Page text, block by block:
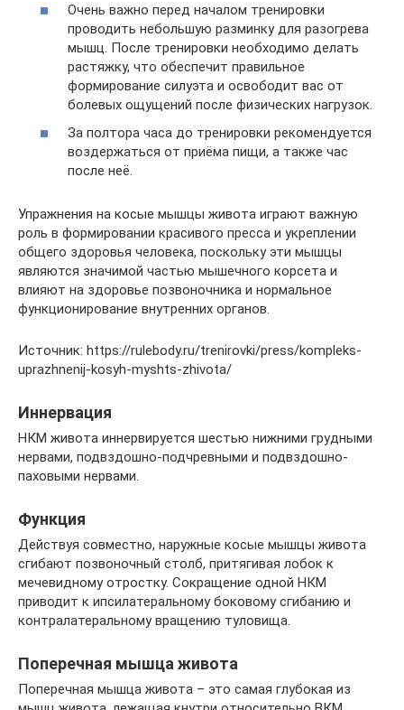
Очень важно перед началом тренировки
проводить небольшую разминку для разогрева
мышц. После тренировки необходимо делать
растяжку, что обеспечит правильное
формирование силуэта и освободит вас от
болевых ощущений после физических нагрузок.
За полтора часа до тренировки рекомендуется
воздержаться от приёма пищи, а также час
после неё.
Упражнения на косые мышцы живота играют важную
роль в формировании красивого пресса и укреплении
общего здоровья человека, поскольку эти мышцы
являются значимой частью мышечного корсета и
влияют на здоровье позвоночника и нормальное
функционирование внутренних органов.
Источник: https://rulebody.ru/trenirovki/press/kompleks-
uprazhnenij-kosyh-myshts-zhivota/
Иннервация
НКМ живота иннервируется шестью нижними грудными
нервами, подвздошно-подчревными и подвздошно-
паховыми нервами.
Функция
Действуя совместно, наружные косые мышцы живота
сгибают позвоночный столб, притягивая лобок к
мечевидному отростку. Сокращение одной НКМ
приводит к ипсилатеральному боковому сгибанию и
контралатеральному вращению туловища.
Поперечная мышца живота
Поперечная мышца живота – это самая глубокая из